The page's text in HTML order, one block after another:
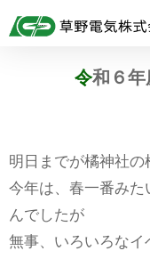
令和
明日までが橘神社の
今年は、春一番み
んでしたが
無事、いろいろなイ